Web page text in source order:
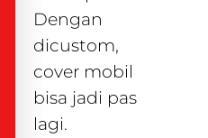
Dengan
dicustom,
cover mobil
bisa jadi pas
lagi.